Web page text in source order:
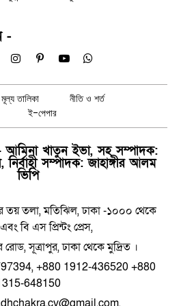
-
InstagramPinterestYouTubeWhatsApp
মূল্য তালিকা
নীতি ও শর্ত
ই-পেপার
খাতুন ইভা, সহ সম্পাদক:
সম্পাদক: জাহাঙ্গীর আলম
ভিপি
তয় তলা, মতিঝিল, ঢাকা -১০০০ থেকে
বি এস প্রিন্টং প্রেস,
সূত্রাপুর, ঢাকা থেকে মুদ্রিত ।
+880 1912-436520 +880
648150